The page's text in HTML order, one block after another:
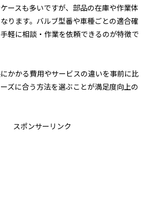
ースも多いですが、部品の在庫や作業体
ります。バルブ型番や車種ごとの適合確
軽に相談・作業を依頼できるのが特徴で
かかる費用やサービスの違いを事前に比
ズに合う方法を選ぶことが満足度向上の
スポンサーリンク